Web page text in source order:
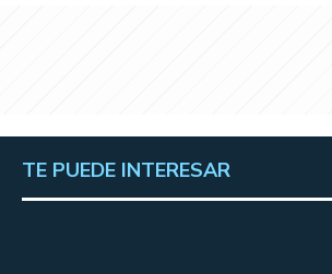
TE PUEDE INTERESAR